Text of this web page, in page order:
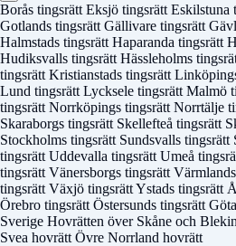
Borås tingsrätt Eksjö tingsrätt Eskilstuna
Gotlands tingsrätt Gällivare tingsrätt
Halmstads tingsrätt Haparanda tingsrätt
Hudiksvalls tingsrätt Hässleholms
tingsrätt Kristianstads tingsrätt
Lund tingsrätt Lycksele tingsrätt Malmö
tingsrätt Norrköpings tingsrätt Norrtälje
Skaraborgs tingsrätt Skellefteå tingsrätt
Stockholms tingsrätt Sundsvalls tingsrätt
tingsrätt Uddevalla tingsrätt Umeå
tingsrätt Vänersborgs tingsrätt
tingsrätt Växjö tingsrättYstads tingsrätt
Örebro tingsrätt Östersunds tingsrätt
Sverige Hovrätten över Skåne och
Svea hovrätt Övre Norrland hovrätt